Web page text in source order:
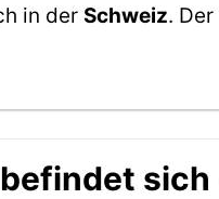
in der Schweiz.
sich